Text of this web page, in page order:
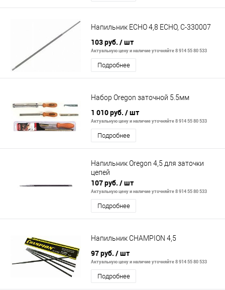
Напильник ECHO 4,8 ECHO, C-330007
103 руб. / шт
Актуальную цену и наличие уточняйте 8 914 55 80 533
Подробнее
Набор Oregon заточной 5.5мм
1 010 руб. / шт
Актуальную цену и наличие уточняйте 8 914 55 80 533
Подробнее
Напильник Oregon 4,5 для заточки
цепей
107 руб. / шт
Актуальную цену и наличие уточняйте 8 914 55 80 533
Подробнее
Напильник CHAMPION 4,5
97 руб. / шт
Актуальную цену и наличие уточняйте 8 914 55 80 533
Подробнее